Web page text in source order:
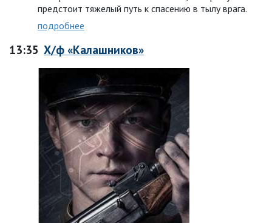
предстоит тяжелый путь к спасению в тылу врага.
подробнее
13:35 Х/ф «Калашников»